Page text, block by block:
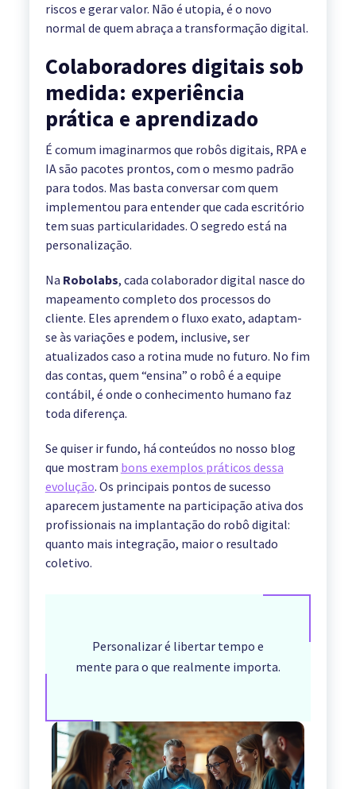
riscos e gerar valor. Não é utopia, é o novo
normal de quem abraça a transformação digital.
Colaboradores digitais sob
medida: experiência
prática e aprendizado
É comum imaginarmos que robôs digitais, RPA e
IA são pacotes prontos, com o mesmo padrão
para todos. Mas basta conversar com quem
implementou para entender que cada escritório
tem suas particularidades. O segredo está na
personalização.
Na Robolabs, cada colaborador digital nasce do
mapeamento completo dos processos do
cliente. Eles aprendem o fluxo exato, adaptam-
se às variações e podem, inclusive, ser
atualizados caso a rotina mude no futuro. No fim
das contas, quem “ensina” o robô é a equipe
contábil, é onde o conhecimento humano faz
toda diferença.
Se quiser ir fundo, há conteúdos no nosso blog
que mostram bons exemplos práticos dessa
evolução. Os principais pontos de sucesso
aparecem justamente na participação ativa dos
profissionais na implantação do robô digital:
quanto mais integração, maior o resultado
coletivo.
Personalizar é libertar tempo e
mente para o que realmente importa.